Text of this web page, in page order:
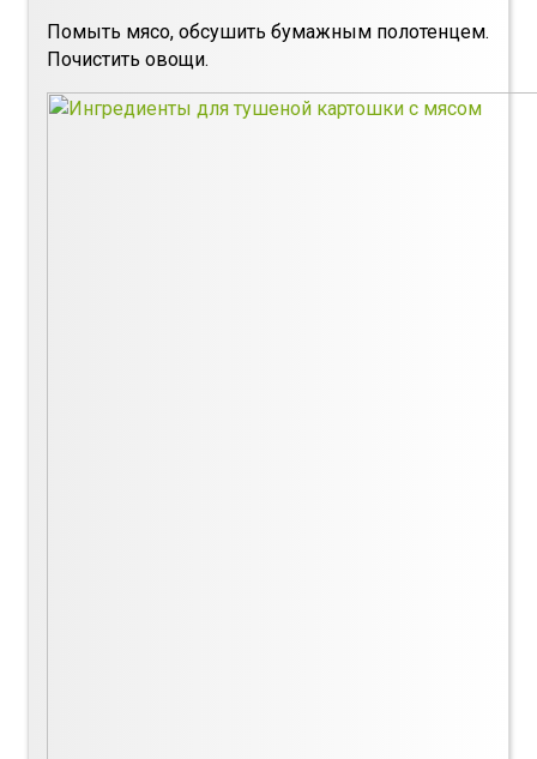
Помыть мясо, обсушить бумажным полотенцем.
Почистить овощи.